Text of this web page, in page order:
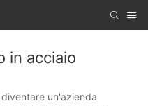
in acciaio
un'azienda